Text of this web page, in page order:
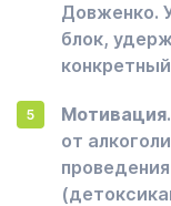
Довженко.
блок,
Мотивация
от